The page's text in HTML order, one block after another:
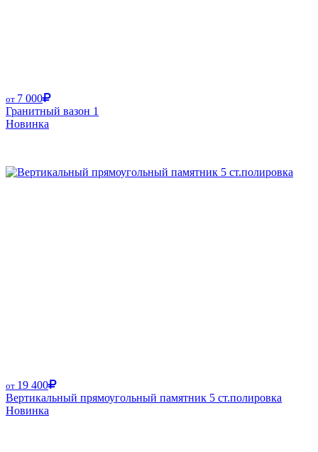
от 7 000
Гранитный вазон 1
Новинка
от 19 400
Вертикальный прямоугольный памятник 5 ст.полировка
Новинка